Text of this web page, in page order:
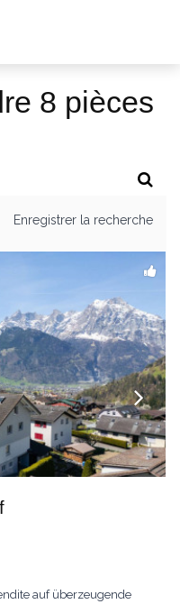
8 pièces
Enregistrer la recherche
auf überzeugende